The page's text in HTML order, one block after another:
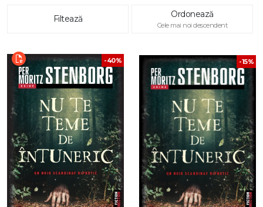
Filtează Ordonează
Cele mai noi descendent
-40% -15%